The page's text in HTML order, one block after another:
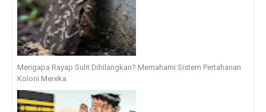
Mengapa Rayap Sulit Dihilangkan? Memahami Sistem Pertahanan
Koloni Mereka